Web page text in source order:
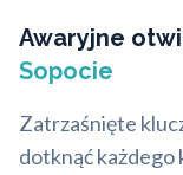
Awaryjne
Sopocie
Zatrzaśnięte
dotknąć każdego